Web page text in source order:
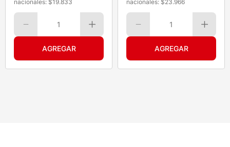
nacionales: $19.833
1
nacionales: $23.966
1